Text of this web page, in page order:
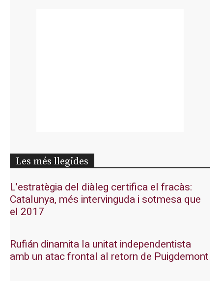
Les més llegides
L’estratègia del diàleg certifica el fracàs:
Catalunya, més intervinguda i sotmesa que
el 2017
Rufián dinamita la unitat independentista
amb un atac frontal al retorn de Puigdemont